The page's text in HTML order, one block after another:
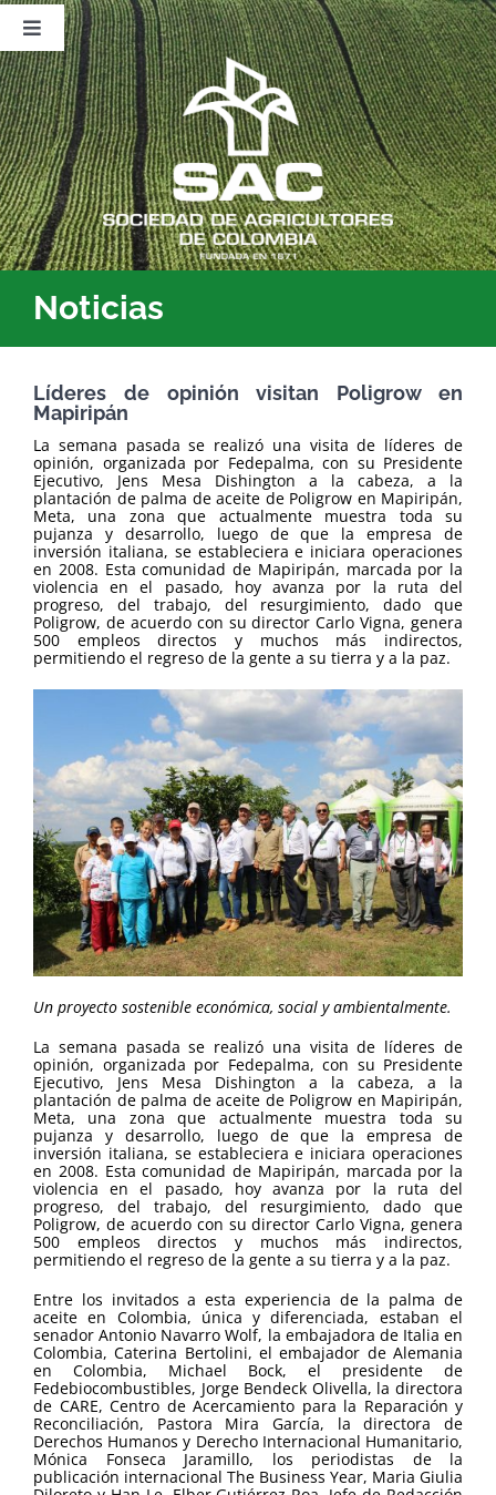
Saltar
contenido
Toggle
Navigation
Nosotros
Publicaciones
Sala de Prensa
Eventos
Noticias
Líderes de opinión visitan Poligrow en
Mapiripán
La semana pasada se realizó una visita de líderes de
opinión, organizada por Fedepalma, con su Presidente
Ejecutivo, Jens Mesa Dishington a la cabeza, a la
plantación de palma de aceite de Poligrow en Mapiripán,
Meta, una zona que actualmente muestra toda su
pujanza y desarrollo, luego de que la empresa de
inversión italiana, se estableciera e iniciara operaciones
en 2008. Esta comunidad de Mapiripán, marcada por la
violencia en el pasado, hoy avanza por la ruta del
progreso, del trabajo, del resurgimiento, dado que
Poligrow, de acuerdo con su director Carlo Vigna, genera
500 empleos directos y muchos más indirectos,
permitiendo el regreso de la gente a su tierra y a la paz.
Un proyecto sostenible económica, social y ambientalmente.
La semana pasada se realizó una visita de líderes de
opinión, organizada por Fedepalma, con su Presidente
Ejecutivo, Jens Mesa Dishington a la cabeza, a la
plantación de palma de aceite de Poligrow en Mapiripán,
Meta, una zona que actualmente muestra toda su
pujanza y desarrollo, luego de que la empresa de
inversión italiana, se estableciera e iniciara operaciones
en 2008. Esta comunidad de Mapiripán, marcada por la
violencia en el pasado, hoy avanza por la ruta del
progreso, del trabajo, del resurgimiento, dado que
Poligrow, de acuerdo con su director Carlo Vigna, genera
500 empleos directos y muchos más indirectos,
permitiendo el regreso de la gente a su tierra y a la paz.
Entre los invitados a esta experiencia de la palma de
aceite en Colombia, única y diferenciada, estaban el
senador Antonio Navarro Wolf, la embajadora de Italia en
Colombia, Caterina Bertolini, el embajador de Alemania
en Colombia, Michael Bock, el presidente de
Fedebiocombustibles, Jorge Bendeck Olivella, la directora
de CARE, Centro de Acercamiento para la Reparación y
Reconciliación, Pastora Mira García, la directora de
Derechos Humanos y Derecho Internacional Humanitario,
Mónica Fonseca Jaramillo, los periodistas de la
publicación internacional The Business Year, Maria Giulia